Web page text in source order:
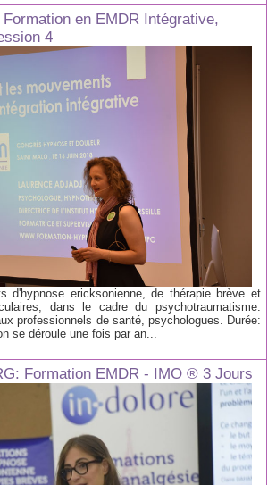
en EMDR Intégrative,
4
d'hypnose ericksonienne, de thérapie brève et
dans le cadre du psychotraumatisme.
professionnels de santé, psychologues. Durée:
se déroule une fois par an...
Formation EMDR - IMO ® 3 Jours